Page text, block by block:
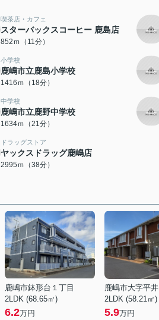
喫茶店・カフェ
スターバックスコーヒー 鹿島店
852ｍ（11分）
小学校
鹿嶋市立鹿島小学校
1416ｍ（18分）
中学校
鹿嶋市立鹿野中学校
1634ｍ（21分）
ドラッグストア
ヤックスドラッグ鹿嶋店
2995ｍ（38分）
鹿嶋市鉢形台１丁目
2LDK (68.65㎡)
6.2万円
鹿嶋市大字平井
2LDK (58.21㎡)
5.9万円